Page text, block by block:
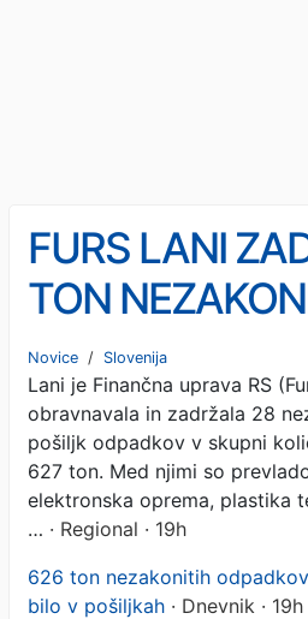
FURS LANI
TON
ODPADKOV:
pošiljke
Luke Koper
Novice / Slovenija
Lani je Finančna uprava RS
obravnavala in zadržala 28
pošiljk odpadkov v skupni
627 ton. Med njimi so
elektronska oprema, plastika
… · Regional · 19h
626 ton nezakonitih
bilo v pošiljkah · Dnevnik · 19h